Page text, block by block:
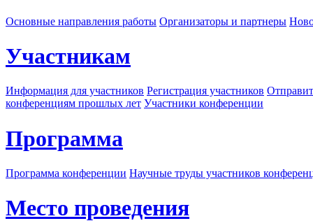
Основные направления работы Организаторы и партнеры
Участникам
Информация для участников Регистрация участников
конференциям прошлых лет Участники конференции
Программа
Программа конференции Научные труды участников
Место проведения